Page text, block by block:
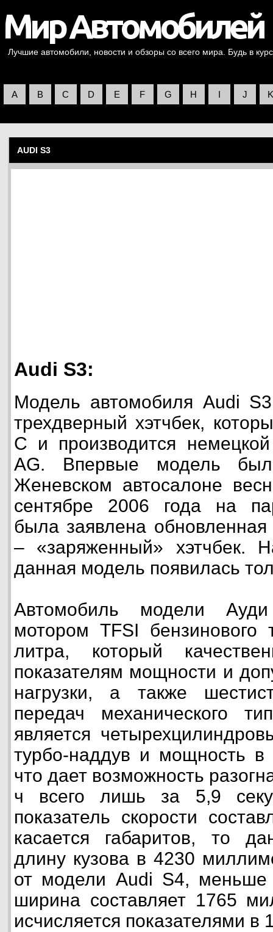
Лучшие автомобили, новости и обзоры со всего мира. Будь в
A B C D E F G H I J K
AUDI S3
Audi S3:
Модель автомобиля Audi
трехдверный хэтчбек,
С и производится
AG. Впервые модель
Женевском автосалоне
сентябре 2006 года на
была заявлена
– «заряженный» хэтчбек.
данная модель появилась
Автомобиль модели
мотором TFSI
литра, который
показателям мощности и
нагрузки, а также
передач механического
является
турбо-наддув и мощность
что дает возможность
ч всего лишь за 5,9
показатель скорости
касается габаритов, то
длину кузова в 4230
от модели Audi S4,
ширина составляет 1765
исчисляется показателями